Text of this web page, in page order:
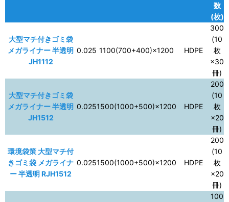
数
(枚)
大型マチ付きゴミ袋
メガライナー 半透明
JH1112
0.025 1100(700+400)×1200 HDPE
300
(10
枚
×30
冊)
大型マチ付きゴミ袋
メガライナー 半透明
JH1512
0.0251500(1000+500)×1200 HDPE
200
(10
枚
×20
冊)
環境袋策 大型マチ付
きゴミ袋 メガライナ
ー 半透明 RJH1512
0.0251500(1000+500)×1200 HDPE
200
(10
枚
×20
冊)
100